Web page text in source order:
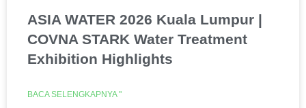
ASIA WATER 2026 Kuala Lumpur |
COVNA STARK Water Treatment
Exhibition Highlights
BACA SELENGKAPNYA "